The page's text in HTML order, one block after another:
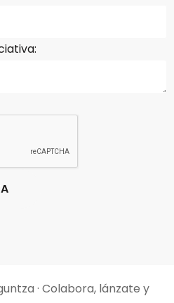
· Colabora, lánzate y